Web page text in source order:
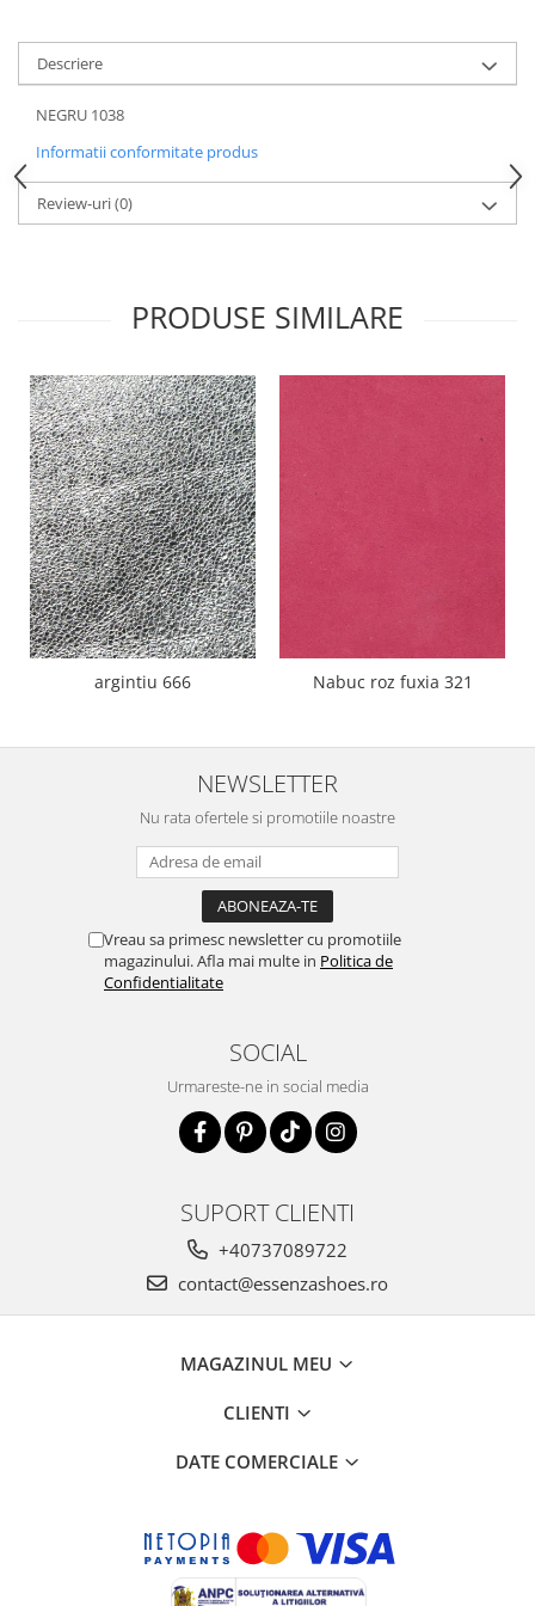
Descriere
NEGRU 1038
Informatii conformitate produs
Review-uri(0)
PRODUSE SIMILARE
argintiu 666 Nabuc roz fuxia 321
NEWSLETTER
Nu rata ofertele si promotiile noastre
Vreau sa primesc newsletter cu promotiile
magazinului. Afla mai multe in Politica de
Confidentialitate
SOCIAL
Urmareste-ne in social media
SUPORT CLIENTI
+40737089722
contact@essenzashoes.ro
MAGAZINUL MEU
CLIENTI
DATE COMERCIALE